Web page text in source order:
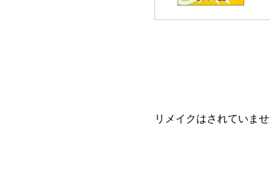
リメイクはされていませ